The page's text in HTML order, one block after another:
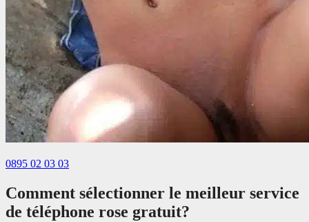
0895 02 03 03
Comment sélectionner le meilleur service
de téléphone rose gratuit?